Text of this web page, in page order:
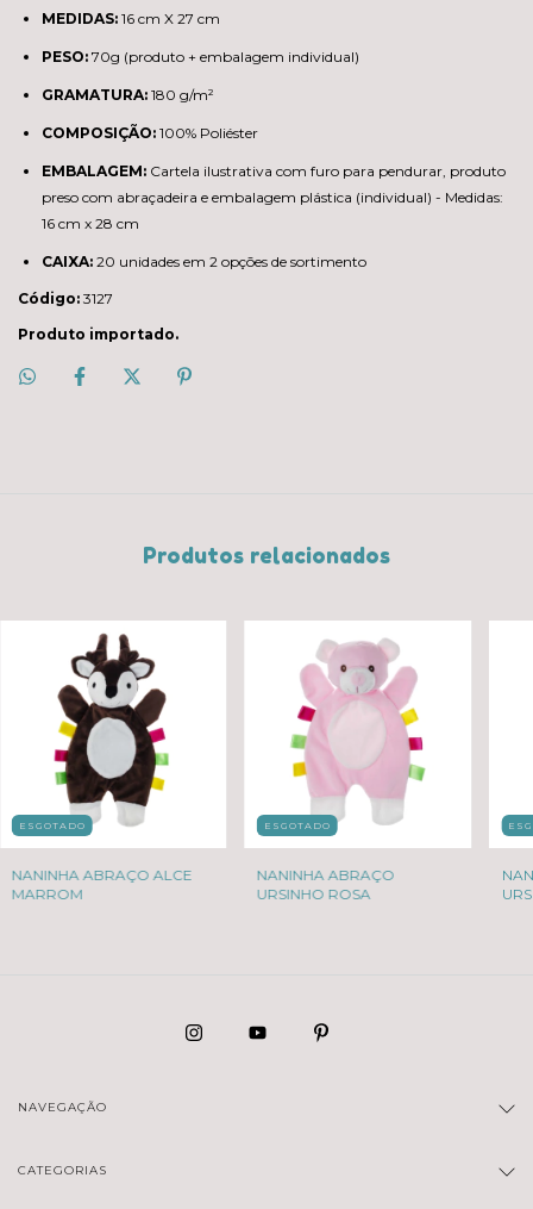
MEDIDAS: 16 cm X 27 cm
PESO: 70g (produto + embalagem individual)
GRAMATURA: 180 g/m²
COMPOSIÇÃO: 100% Poliéster
EMBALAGEM: Cartela ilustrativa com furo para pendurar, produto
preso com abraçadeira e embalagem plástica (individual) - Medidas:
16 cm x 28 cm
CAIXA: 20 unidades em 2 opções de sortimento
Código: 3127
Produto importado.
Produtos relacionados
ESGOTADO
NANINHA ABRAÇO ALCE
MARROM
ESGOTADO
NANINHA ABRAÇO
URSINHO ROSA
NAVEGAÇÃO
CATEGORIAS